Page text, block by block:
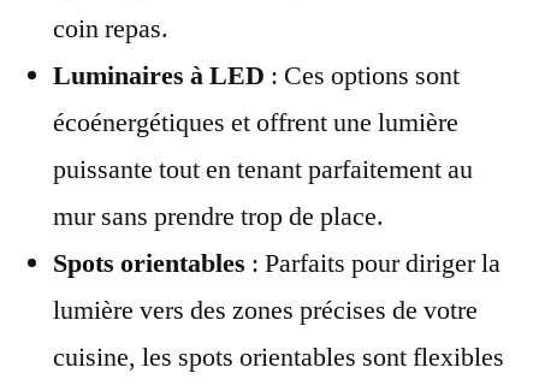
coin repas.
Luminaires à LED : Ces options sont
écoénergétiques et offrent une lumière
puissante tout en tenant parfaitement au
mur sans prendre trop de place.
Spots orientables : Parfaits pour diriger la
lumière vers des zones précises de votre
cuisine, les spots orientables sont flexibles